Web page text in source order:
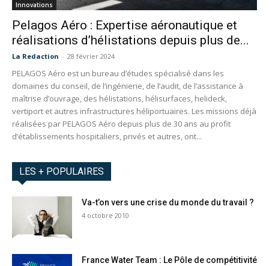
Innovations
Pelagos Aéro : Expertise aéronautique et
réalisations d’hélistations depuis plus de...
La Redaction - 28 février 2024
PELAGOS Aéro est un bureau d’études spécialisé dans les
domaines du conseil, de l’ingénierie, de l’audit, de l’assistance à
maîtrise d’ouvrage, des hélistations, hélisurfaces, helideck,
vertiport et autres infrastructures héliportuaires. Les missions déjà
réalisées par PELAGOS Aéro depuis plus de 30 ans au profit
d’établissements hospitaliers, privés et autres, ont...
LES + POPULAIRES
Va-t’on vers une crise du monde du travail ?
4 octobre 2010
France Water Team : Le Pôle de compétitivité